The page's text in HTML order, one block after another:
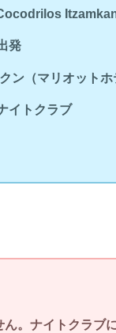
発
ン（マリオット
イトクラブ
。ナイトクラブ